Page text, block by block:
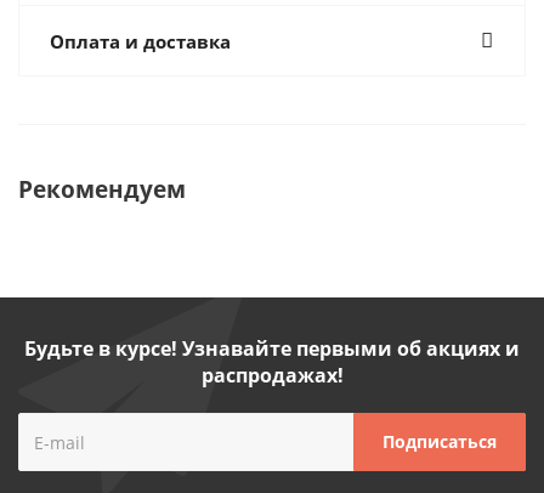
Оплата и доставка
Рекомендуем
Будьте в курсе! Узнавайте первыми об акциях и
распродажах!